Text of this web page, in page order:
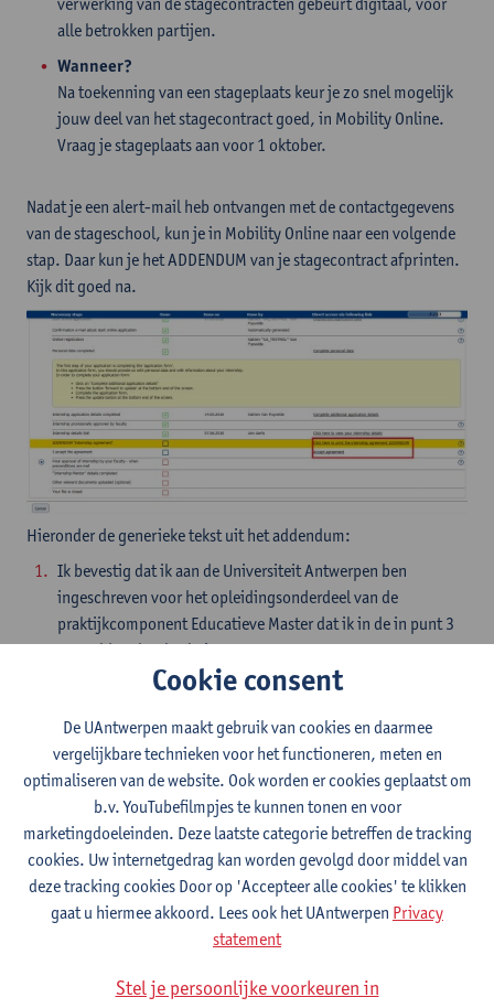
alle betrokken partijen.
Wanneer?
Na toekenning van een stageplaats keur je zo snel mogelijk
jouw deel van het stagecontract goed, in Mobility Online.
Vraag je stageplaats aan voor 1 oktober.
Nadat je een alert-mail heb ontvangen met de contactgegevens
van de stageschool, kun je in Mobility Online naar een volgende
stap. Daar kun je het ADDENDUM van je stagecontract afprinten.
Kijk dit goed na.
Hieronder de generieke tekst uit het addendum:
Ik bevestig dat ik aan de Universiteit Antwerpen ben
ingeschreven voor het opleidingsonderdeel van de
praktijkcomponent Educatieve Master dat ik in de in punt 3
vermelde school zal uitvoeren.
Als student aan de Universiteit Antwerpen heb ik nota
website UAntwerpen), ben ik op de hoogte van het
onderwijsaanbod Educatieve Master (of
voorbereidingsprogramma op de educatieve master) en van
de regelgeving die verband houdt met de
opleidingsonderdelen (OPO's) van de Educatieve Master (of
voorbereidingsprogramma) alsook van de deontologische
code (zie Vademecum academische lerarenopleiding).
Ik, (naam student), neem nota van het feit dat het
opleidingsinstituut (Antwerp School of Education) van de
Groeistage, Profileringsstage, Oriënteringsstage,
Cookie consent
De UAntwerpen maakt gebruik van cookies en daarmee
vergelijkbare technieken voor het functioneren, meten en
optimaliseren van de website. Ook worden er cookies geplaatst om
b.v. YouTubefilmpjes te kunnen tonen en voor
marketingdoeleinden. Deze laatste categorie betreffen de tracking
cookies. Uw internetgedrag kan worden gevolgd door middel van
deze tracking cookies Door op 'Accepteer alle cookies' te klikken
gaat u hiermee akkoord. Lees ook het UAntwerpen Privacy
statement
Stel je persoonlijke voorkeuren in